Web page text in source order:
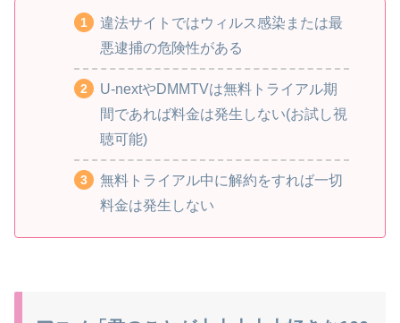
違法サイトではウィルス感染または最
悪逮捕の危険性がある
U-nextやDMMTVは無料トライアル期
間であれば料金は発生しない(お試し視
聴可能)
無料トライアル中に解約をすれば一切
料金は発生しない